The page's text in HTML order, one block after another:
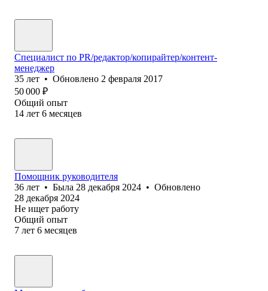
Специалист по PR/редактор/копирайтер/контент-
менеджер
35 лет • Обновлено 2 февраля 2017
50 000 ₽
Общий опыт
14 лет 6 месяцев
Помощник руководителя
36 лет • Была 28 декабря 2024 • Обновлено
28 декабря 2024
Не ищет работу
Общий опыт
7 лет 6 месяцев